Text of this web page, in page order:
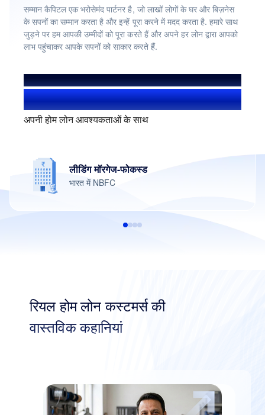
सम्मान कैपिटल एक भरोसेमंद पार्टनर है, जो लाखों लोगों के घर और बिज़नेस
के सपनों का सम्मान करता है और इन्हें पूरा करने में मदद करता है. हमारे साथ
जुड़ने पर हम आपकी उम्मीदों को पूरा करते हैं और अपने हर लोन द्वारा आपको
लाभ पहुंचाकर आपके सपनों को साकार करते हैं.
हमसे हुए लाभान्वित
1.4+ मिलियन यूज़र्स
अपनी होम लोन आवश्यकताओं के साथ
लीडिंग मॉरगेज-फोकस्ड
भारत में NBFC
रियल होम लोन कस्टमर्स की
वास्तविक कहानियां